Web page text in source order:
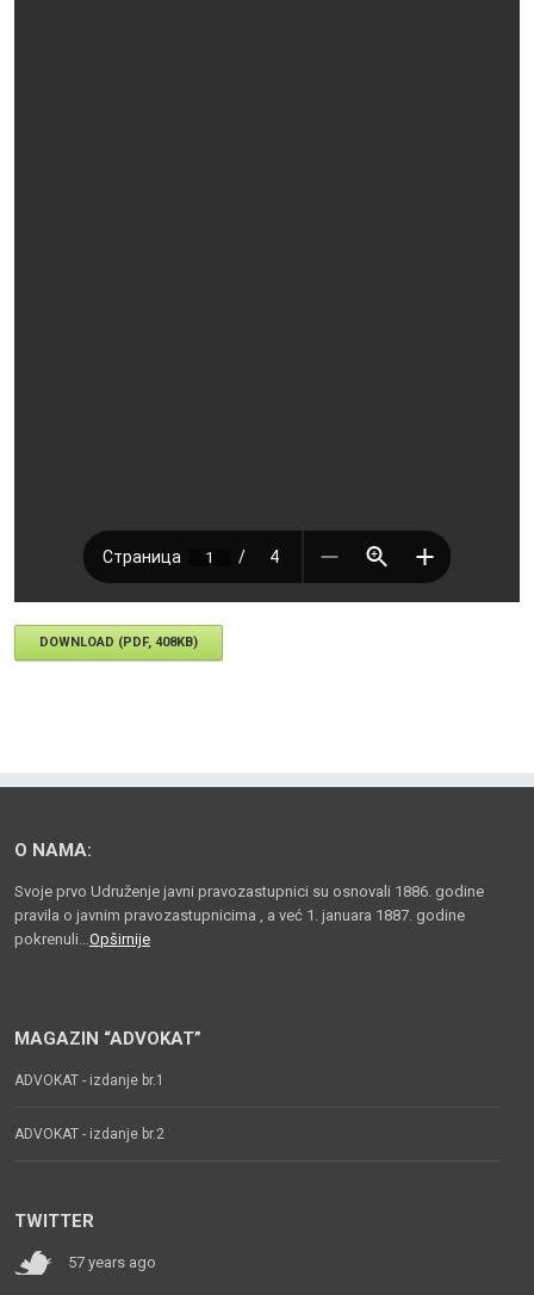
DOWNLOAD (PDF, 408KB)
O NAMA:
Svoje prvo Udruženje javni pravozastupnici su osnovali 1886. godine
pravila o javnim pravozastupnicima , a već 1. januara 1887. godine
pokrenuli…Opširnije
MAGAZIN “ADVOKAT”
ADVOKAT - izdanje br.1
ADVOKAT - izdanje br.2
TWITTER
57 years ago